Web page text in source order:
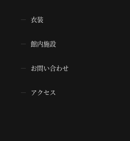
衣装
館内施設
お問い合わせ
アクセス